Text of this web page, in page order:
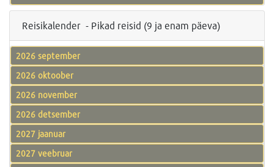
Reisikalender - Pikad reisid (9 ja enam päeva)
2026 september
2026 oktoober
2026 november
2026 detsember
2027 jaanuar
2027 veebruar